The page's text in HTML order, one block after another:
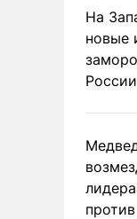
На
новые
России